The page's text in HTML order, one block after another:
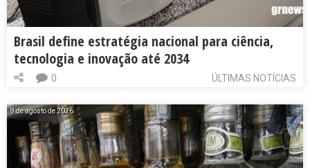
Brasil define estratégia nacional para ciência,
tecnologia e inovação até 2034
ÚLTIMAS NOTÍCIAS
0
9 de agosto de 2026